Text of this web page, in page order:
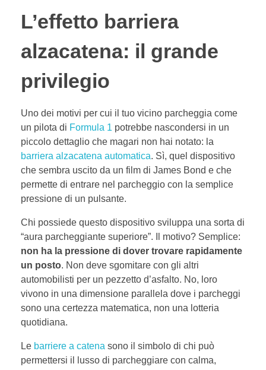
L’effetto barriera
alzacatena: il grande
privilegio
Uno dei motivi per cui il tuo vicino parcheggia come
un pilota di Formula 1 potrebbe nascondersi in un
piccolo dettaglio che magari non hai notato: la
barriera alzacatena automatica. Sì, quel dispositivo
che sembra uscito da un film di James Bond e che
permette di entrare nel parcheggio con la semplice
pressione di un pulsante.
Chi possiede questo dispositivo sviluppa una sorta di
“aura parcheggiante superiore”. Il motivo? Semplice:
non ha la pressione di dover trovare rapidamente
un posto. Non deve sgomitare con gli altri
automobilisti per un pezzetto d’asfalto. No, loro
vivono in una dimensione parallela dove i parcheggi
sono una certezza matematica, non una lotteria
quotidiana.
Le barriere a catena sono il simbolo di chi può
permettersi il lusso di parcheggiare con calma,